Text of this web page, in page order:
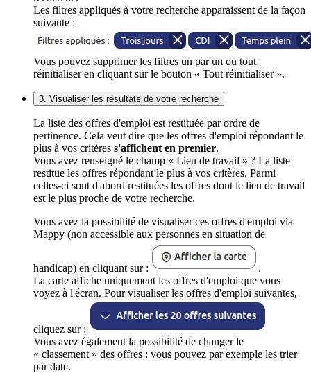
Les filtres appliqués à votre recherche apparaissent de la façon
suivante :
Vous pouvez supprimer les filtres un par un ou tout
réinitialiser en cliquant sur le bouton « Tout réinitialiser ».
3. Visualiser les résultats de votre recherche
La liste des offres d'emploi est restituée par ordre de
pertinence. Cela veut dire que les offres d'emploi répondant le
plus à vos critères s'affichent en premier.
Vous avez renseigné le champ « Lieu de travail » ? La liste
restitue les offres répondant le plus à vos critères. Parmi
celles-ci sont d'abord restituées les offres dont le lieu de travail
est le plus proche de votre recherche.
Vous avez la possibilité de visualiser ces offres d'emploi via
Mappy (non accessible aux personnes en situation de
handicap) en cliquant sur :
.
La carte affiche uniquement les offres d'emploi que vous
voyez à l'écran. Pour visualiser les offres d'emploi suivantes,
cliquez sur :
Vous avez également la possibilité de changer le
« classement » des offres : vous pouvez par exemple les trier
par date.